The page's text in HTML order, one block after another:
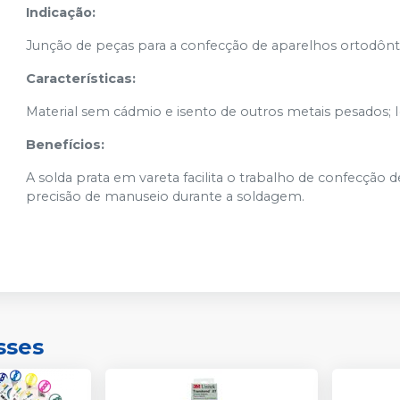
Indicação:
Junção de peças para a confecção de aparelhos
Características:
Material sem cádmio e isento de outros metais pesados;
Benefícios:
A solda prata em vareta facilita o trabalho de confecção
precisão de manuseio durante a soldagem.